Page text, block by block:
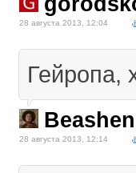
28 августа 2013, 12:04
Гейропа,
Beashen
28 августа 2013, 12:14